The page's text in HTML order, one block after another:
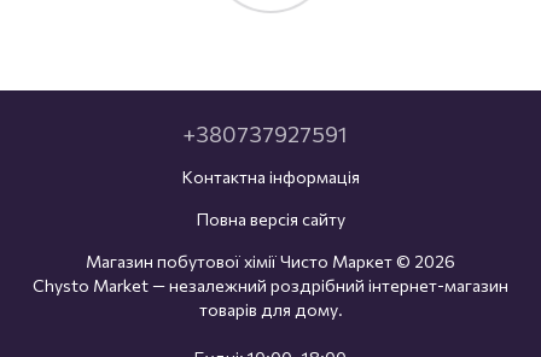
+380737927591
Контактна інформація
Повна версія сайту
Магазин побутової хімії Чисто Маркет © 2026
Chysto Market — незалежний роздрібний інтернет-магазин
товарів для дому.